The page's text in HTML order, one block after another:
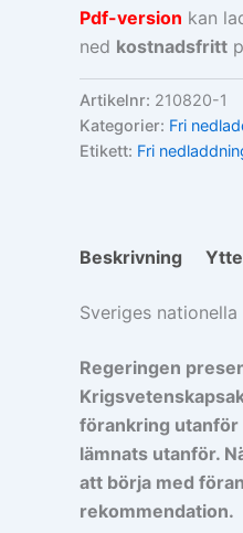
Pdf-version kan
ned kostnadsfritt
Artikelnr: 210820-1
Kategorier: Fri
Etikett: Fri
Beskrivning
Sveriges
Regeringen
förankring utanför
lämnats utanför.
att börja med
rekommendation.